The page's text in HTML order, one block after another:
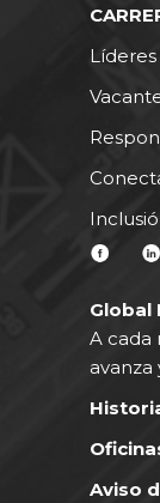
Líderes
Global
A cada
avanza
Aviso